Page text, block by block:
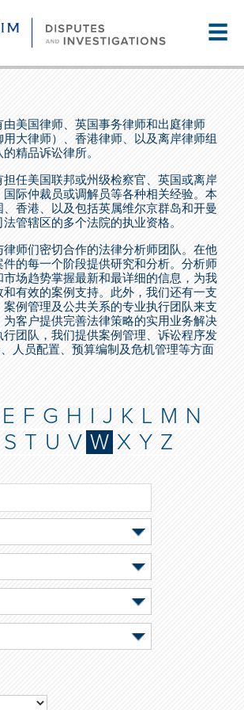
☰
美国律师、英国事务律师和出庭律师
用大律师）、香港律师、以及离岸律师组
精品诉讼律所。
任美国联邦或州级检察官、英国或离岸
际仲裁员或调解员等各种相关经验。本
香港、以及包括英属维尔京群岛和开曼
管辖区的多个法院的执业资格。
师们密切合作的法律分析师团队。在他
的每一个阶段提供研究和分析。分析师
场趋势掌握最新和最详细的信息，为我
有效的案例支持。此外，我们还有一支
例管理及公共关系的专业执行团队来支
客户提供完善法律策略的实用业务解决
团队，我们提供案例管理、诉讼程序发
人员配置、预算编制及危机管理等方面
E F G H I J K L M N
S T U V W X Y Z